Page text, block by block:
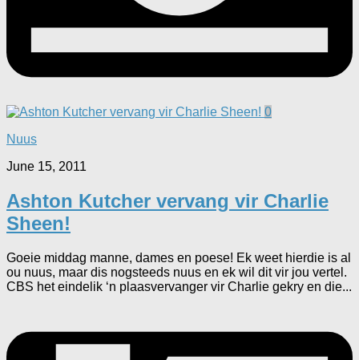
0
Nuus
June 15, 2011
Ashton Kutcher vervang vir Charlie
Sheen!
Goeie middag manne, dames en poese! Ek weet hierdie is al
ou nuus, maar dis nogsteeds nuus en ek wil dit vir jou vertel.
CBS het eindelik ‘n plaasvervanger vir Charlie gekry en die...